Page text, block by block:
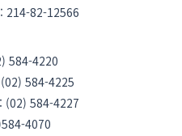
214-82-12566
584-4220
584-4225
(02) 584-4227
4070